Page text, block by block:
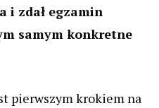
i zdał egzamin
samym konkretne
pierwszym krokiem na